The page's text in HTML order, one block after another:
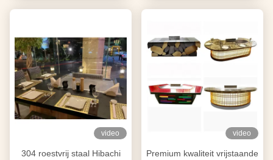
video
304 roestvrij staal Hibachi
video
Premium kwaliteit vrijstaande